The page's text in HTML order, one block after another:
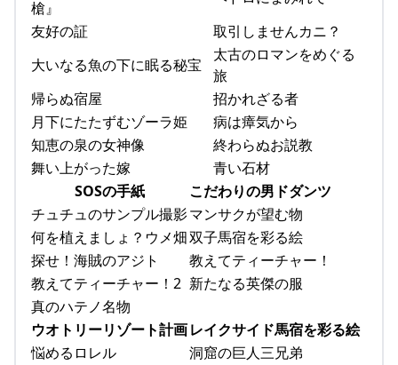
槍』
友好の証
取引しませんカニ？
大いなる魚の下に眠る秘宝
太古のロマンをめぐる
旅
帰らぬ宿屋
招かれざる者
月下にたたずむゾーラ姫
病は瘴気から
知恵の泉の女神像
終わらぬお説教
舞い上がった嫁
青い石材
SOSの手紙
こだわりの男ドダンツ
チュチュのサンプル撮影マンサクが望む物
何を植えましょ？ウメ畑双子馬宿を彩る絵
探せ！海賊のアジト
教えてティーチャー！
教えてティーチャー！2 新たなる英傑の服
真のハテノ名物
ウオトリーリゾート計画レイクサイド馬宿を彩る絵
悩めるロレル
洞窟の巨人三兄弟